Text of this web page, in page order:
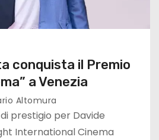
conquista il Premio
a Venezia
Altomura
prestigio per Davide
International Cinema